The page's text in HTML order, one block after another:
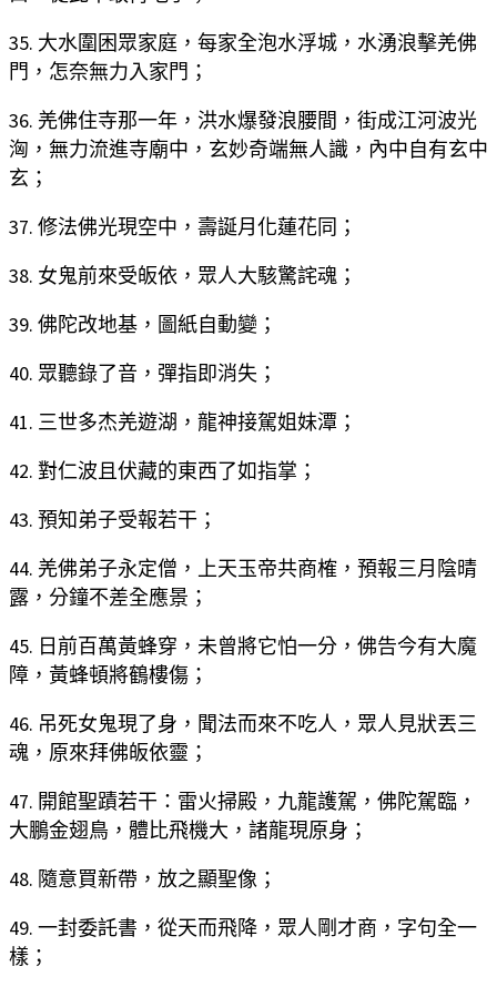
35. 大水圍困眾家庭，每家全泡水浮城，水湧浪擊羌佛
門，怎奈無力入家門；
36. 羌佛住寺那一年，洪水爆發浪腰間，街成江河波光
洶，無力流進寺廟中，玄妙奇端無人識，內中自有玄中
玄；
37. 修法佛光現空中，壽誕月化蓮花同；
38. 女鬼前來受皈依，眾人大駭驚詫魂；
39. 佛陀改地基，圖紙自動變；
40. 眾聽錄了音，彈指即消失；
41. 三世多杰羌遊湖，龍神接駕姐妹潭；
42. 對仁波且伏藏的東西了如指掌；
43. 預知弟子受報若干；
44. 羌佛弟子永定僧，上天玉帝共商榷，預報三月陰晴
露，分鐘不差全應景；
45. 日前百萬黃蜂穿，未曾將它怕一分，佛告今有大魔
障，黃蜂頓將鶴樓傷；
46. 吊死女鬼現了身，聞法而來不吃人，眾人見狀丟三
魂，原來拜佛皈依靈；
47. 開館聖蹟若干：雷火掃殿，九龍護駕，佛陀駕臨，
大鵬金翅鳥，體比飛機大，諸龍現原身；
48. 隨意買新帶，放之顯聖像；
49. 一封委託書，從天而飛降，眾人剛才商，字句全一
樣；